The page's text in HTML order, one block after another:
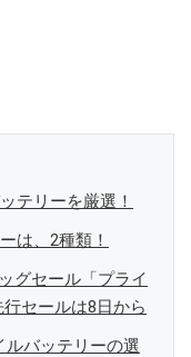
テリーを厳選！
は、2種類！
グセール「プライ
セールは8日から
ルバッテリーの選